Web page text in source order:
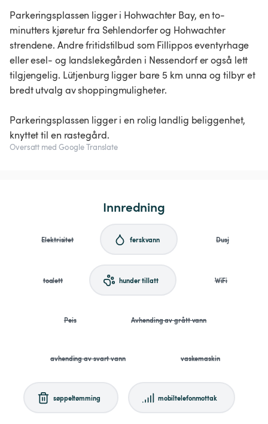
Parkeringsplassen ligger i Hohwachter Bay, en to-
minutters kjøretur fra Sehlendorfer og Hohwachter
strendene. Andre fritidstilbud som Fillippos eventyrhage
eller esel- og landslekegården i Nessendorf er også lett
tilgjengelig. Lütjenburg ligger bare 5 km unna og tilbyr et
bredt utvalg av shoppingmuligheter.
Parkeringsplassen ligger i en rolig landlig beliggenhet,
knyttet til en rastegård.
Oversatt med Google Translate
Innredning
Elektrisitet ferskvann Dusj
toalett hunder tillatt WiFi
Peis Avhending av grått vann
avhending av svart vann vaskemaskin
søppeltømming mobiltelefonmottak